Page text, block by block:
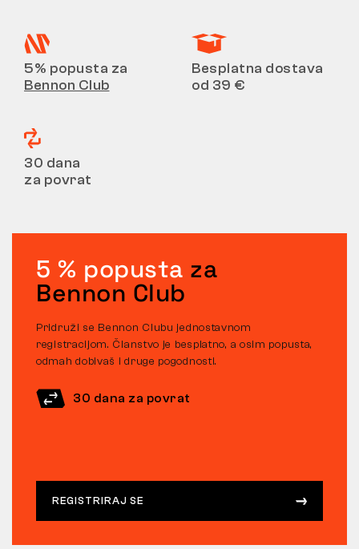
5% popusta za
Bennon Club
Besplatna dostava
od 39 €
30 dana
za povrat
5 % popusta za
Bennon Club
Pridruži se Bennon Clubu jednostavnom
registracijom. Članstvo je besplatno, a osim popusta,
odmah dobivaš i druge pogodnosti.
30 dana za povrat
REGISTRIRAJ SE